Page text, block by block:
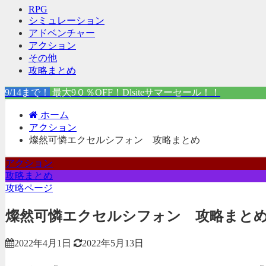
RPG
シミュレーション
アドベンチャー
アクション
その他
攻略まとめ
9/14まで！ 最大9０％OFF！Dlsiteサマーセール！！
ホーム
アクション
燦然可憐エクセルシフォン 攻略まとめ
アクション
攻略まとめ
攻略ページ
燦然可憐エクセルシフォン 攻略まと
2022年4月1日 2022年5月13日